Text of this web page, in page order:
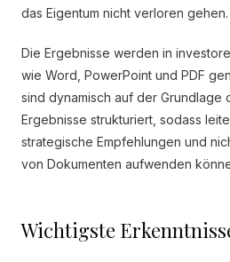
das Eigentum nicht verloren gehen.
Die Ergebnisse werden in
wie Word, PowerPoint und PDF
sind dynamisch auf der Grundlage
Ergebnisse strukturiert, sodass
strategische Empfehlungen und
von Dokumenten aufwenden
Wichtigste